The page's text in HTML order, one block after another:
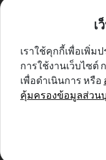
เ
เราใช้คุกกี้เพื่อเพิ่
การใช้งานเว็บไซต์
เพื่อดำเนินการ หรือ
คุ้มครองข้อมูลส่วน
DIABLO BIKE
GET SPECIAL DEAL &